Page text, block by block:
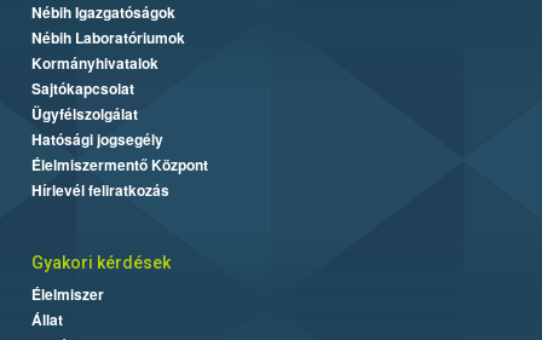
Nébih Igazgatóságok
Nébih Laboratóriumok
Kormányhivatalok
Sajtókapcsolat
Ügyfélszolgálat
Hatósági jogsegély
Élelmiszermentő Központ
Hírlevél feliratkozás
Gyakori kérdések
Élelmiszer
Állat